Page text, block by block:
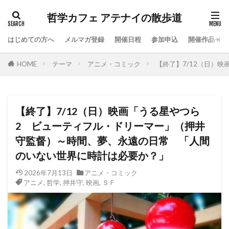
哲学カフェ アテナイの散歩道
はじめての方へ メルマガ登録 開催日程 参加申込 開催作品一覧
HOME テーマ アニメ・コミック 【終了】7/12（日）
【終了】7/12（日）映画「うる星やつら
2 ビューティフル・ドリーマー」（押井
守監督）～時間、夢、永遠の日常 「人間
のいない世界に時計は必要か？」
2026年7月13日
アニメ・コミック
アニメ, 哲学, 押井守, 映画, ＳＦ